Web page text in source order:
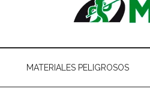
MATERIALES PELIGROSOS